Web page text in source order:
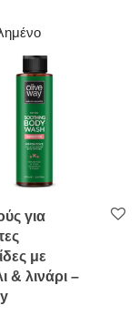
για
με
& λινάρι –